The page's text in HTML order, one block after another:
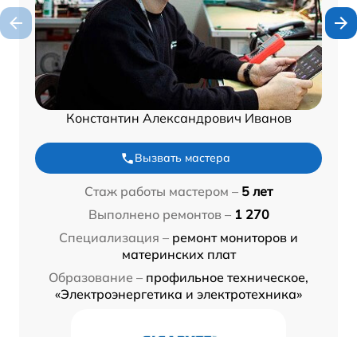
Константин Александрович Иванов
Вызвать мастера
Стаж работы мастером – 5 лет
Выполнено ремонтов – 1 270
Специализация – ремонт мониторов и
материнских плат
Образование – профильное техническое,
«Электроэнергетика и электротехника»